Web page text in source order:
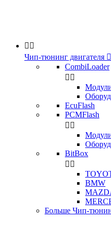
 
Чип-тюнинг двигателя 
CombiLoader
 
EcuFlash
PCMFlash
 
BitBox
 
BMW
Больше Чип-